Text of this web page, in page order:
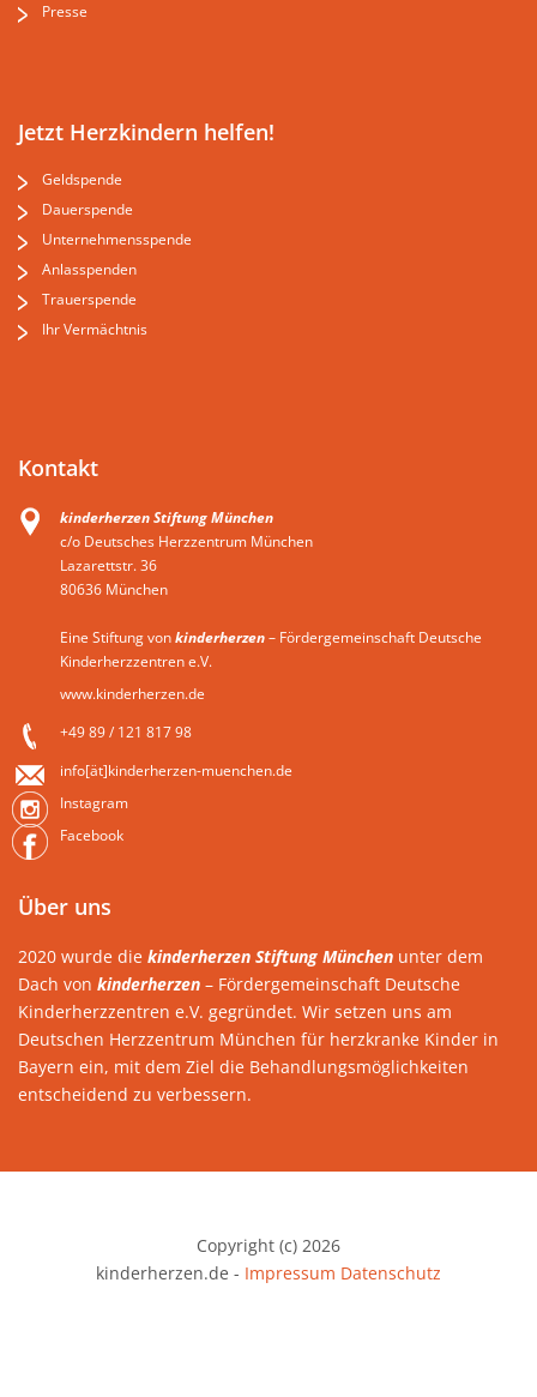
Presse
Jetzt Herzkindern helfen!
Geldspende
Dauerspende
Unternehmensspende
Anlasspenden
Trauerspende
Ihr Vermächtnis
Kontakt
kinderherzen Stiftung München
c/o Deutsches Herzzentrum München
Lazarettstr. 36
80636 München
Eine Stiftung vonkinderherzen– Fördergemeinschaft Deutsche
Kinderherzzentren e.V.
www.kinderherzen.de
+49 89 / 121 817 98
info[ät]kinderherzen-muenchen.de
Instagram
Facebook
Über uns
2020 wurde die kinderherzen Stiftung München unter dem
Dach von kinderherzen – Fördergemeinschaft Deutsche
Kinderherzzentren e.V. gegründet. Wir setzen uns am
Deutschen Herzzentrum München für herzkranke Kinder in
Bayern ein, mit dem Ziel die Behandlungsmöglichkeiten
entscheidend zu verbessern.
Copyright (c) 2026
kinderherzen.de - Impressum Datenschutz